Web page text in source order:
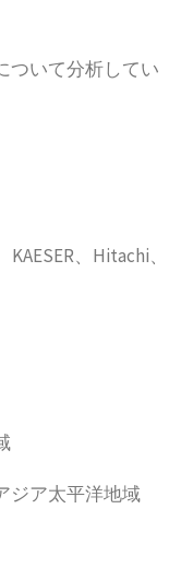
ついて分析してい
、Hitachi、
ジア太平洋地域